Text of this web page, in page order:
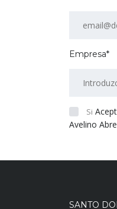
Empresa*
Si
Avelino
SANTO